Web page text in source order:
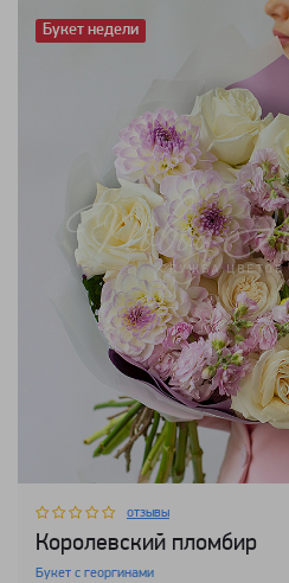
отзывы
Королевский пломбир
Букет с георгинами
Букет недели